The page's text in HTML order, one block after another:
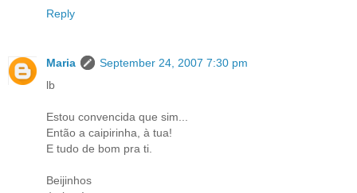
Reply
Maria
September 24, 2007 7:30 pm
lb
Estou convencida que sim...
Então a caipirinha, à tua!
E tudo de bom pra ti.
Beijinhos